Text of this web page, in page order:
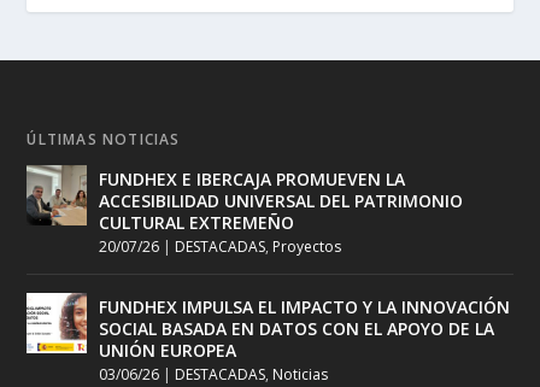
ÚLTIMAS NOTICIAS
FUNDHEX E IBERCAJA PROMUEVEN LA
ACCESIBILIDAD UNIVERSAL DEL PATRIMONIO
CULTURAL EXTREMEÑO
20/07/26 | DESTACADAS, Proyectos
FUNDHEX IMPULSA EL IMPACTO Y LA INNOVACIÓN
SOCIAL BASADA EN DATOS CON EL APOYO DE LA
UNIÓN EUROPEA
03/06/26 | DESTACADAS, Noticias